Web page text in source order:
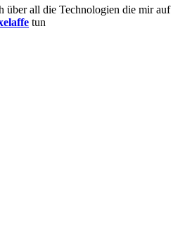
über all die Technologien die mir auf
tun